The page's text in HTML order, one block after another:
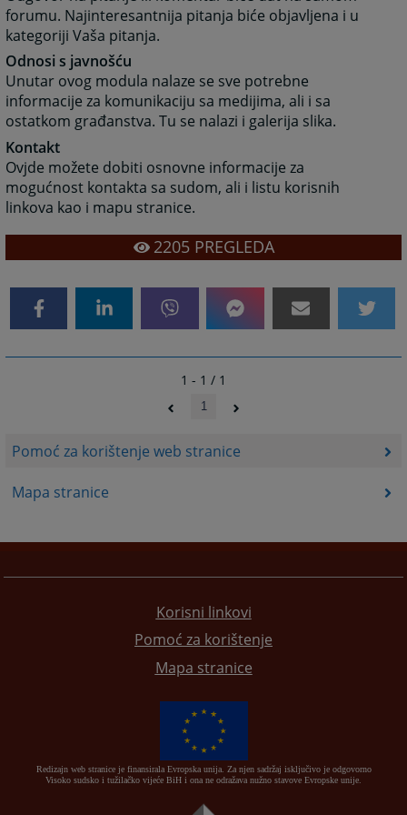
Pomoć za korištenje web stranice
Mapa stranice
forumu. Najinteresantnija pitanja biće objavljena i u
kategoriji Vaša pitanja.
Odnosi s javnošću
Unutar ovog modula nalaze se sve potrebne
informacije za komunikaciju sa medijima, ali i sa
ostatkom građanstva. Tu se nalazi i galerija slika.
Kontakt
Ovjde možete dobiti osnovne informacije za
mogućnost kontakta sa sudom, ali i listu korisnih
linkova kao i mapu stranice.
2205PREGLEDA
1 - 1 / 1
1
Korisni linkovi
Pomoć za korištenje
Mapa stranice
Redizajn web stranice je finansirala Evropska unija. Za njen sadržaj isključivo je odgovorno
Visoko sudsko i tužilačko vijeće BiH i ona ne odražava nužno stavove Evropske unije.